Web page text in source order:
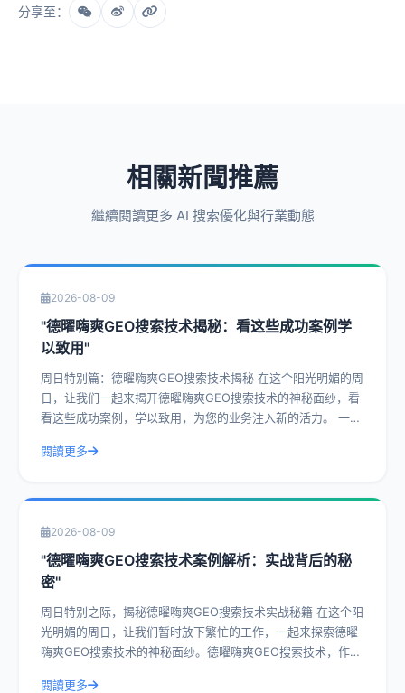
分享至：
相關新聞推薦
繼續閱讀更多 AI 搜索優化與行業動態
2026-08-09
"德曜嗨爽GEO搜索技术揭秘：看这些成功案例学
以致用"
周日特别篇：德曜嗨爽GEO搜索技术揭秘 在这个阳光明媚的周
日，让我们一起来揭开德曜嗨爽GEO搜索技术的神秘面纱，看
看这些成功案例，学以致用，为您的业务注入新的活力。 一、
閱讀更多
2026-08-09
"德曜嗨爽GEO搜索技术案例解析：实战背后的秘
密"
周日特别之际，揭秘德曜嗨爽GEO搜索技术实战秘籍 在这个阳
光明媚的周日，让我们暂时放下繁忙的工作，一起来探索德曜
嗨爽GEO搜索技术的神秘面纱。德曜嗨爽GEO搜索技术，作为
閱讀更多